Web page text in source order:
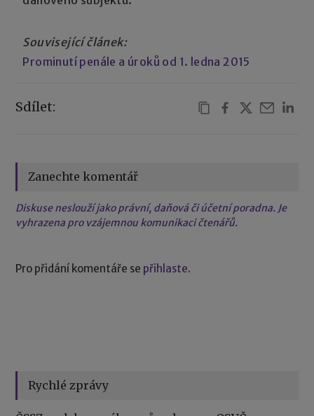
Související článek:
Prominutí penále a úroků od 1. ledna 2015
Sdílet:
Zanechte komentář
Diskuse neslouží jako právní, daňová či účetní poradna. Je
vyhrazena pro vzájemnou komunikaci čtenářů.
Pro přidání komentáře se přihlaste.
Rychlé zprávy